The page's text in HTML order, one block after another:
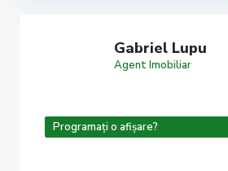
Gabriel Lupu
Agent Imobiliar
Programați o afișare?